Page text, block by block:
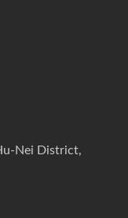
Nei District,